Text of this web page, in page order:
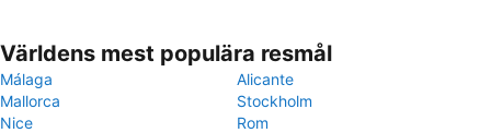
Världens mest populära resmål
Málaga
Alicante
Mallorca
Stockholm
Nice
Rom